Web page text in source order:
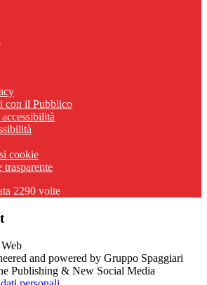
con il Pubblico
cookie
2290 volte
and powered by Gruppo Spaggiari
Publishing & New Social Media